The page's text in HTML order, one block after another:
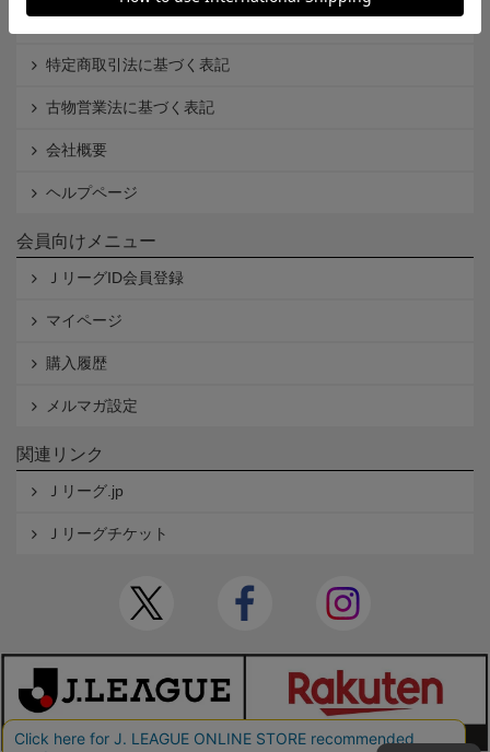
Cookieポリシー
特定商取引法に基づく表記
古物営業法に基づく表記
会社概要
ヘルプページ
会員向けメニュー
ＪリーグID会員登録
マイページ
購入履歴
メルマガ設定
関連リンク
Ｊリーグ.jp
Ｊリーグチケット